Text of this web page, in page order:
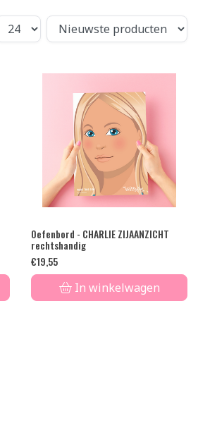
Oefenbord - CHARLIE ZIJAANZICHT
rechtshandig
€19,55
In winkelwagen